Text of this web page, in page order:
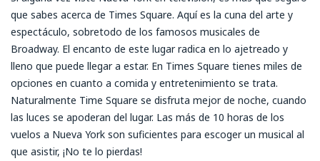
que sabes acerca de Times Square. Aquí es la cuna del arte y
espectáculo, sobretodo de los famosos musicales de
Broadway. El encanto de este lugar radica en lo ajetreado y
lleno que puede llegar a estar. En Times Square tienes miles de
opciones en cuanto a comida y entretenimiento se trata.
Naturalmente Time Square se disfruta mejor de noche, cuando
las luces se apoderan del lugar. Las más de 10 horas de los
vuelos a Nueva York son suficientes para escoger un musical al
que asistir, ¡No te lo pierdas!